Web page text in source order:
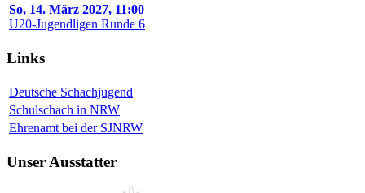
So, 14. März 2027, 11:00
U20-Jugendligen Runde 6
Links
Deutsche Schachjugend
Schulschach in NRW
Ehrenamt bei der SJNRW
Unser Ausstatter